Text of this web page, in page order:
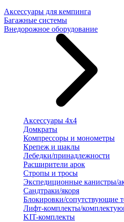
Аксессуары для кемпинга
Багажные системы
Внедорожное оборудование
Аксессуары 4х4
Домкраты
Компрессоры и монометры
Крепеж и шаклы
Лебедки/принадлежности
Расширители арок
Стропы и тросы
Экспедиционные канистры/
Сандтраки/якоря
Блокировки/сопутствующие
Лифт-комплекты/
KIT-комплекты